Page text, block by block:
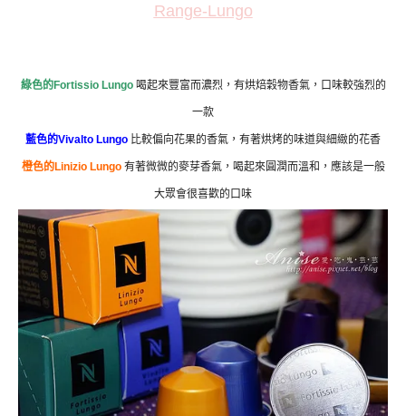
Range-Lungo
綠色的Fortissio Lungo 喝起來豐富而濃烈，有烘焙穀物香氣，口味較強烈的
一款
藍色的Vivalto Lungo 比較偏向花果的香氣，有著烘烤的味道與細緻的花香
橙色的Linizio Lungo 有著微微的麥芽香氣，喝起來圓潤而溫和，應該是一般
大眾會很喜歡的口味